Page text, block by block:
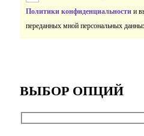
Политики конфиденциальности и
переданных мной персональных
ВЫБОР ОПЦИЙ